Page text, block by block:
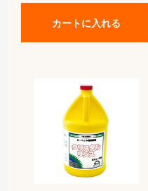
カートに入れる